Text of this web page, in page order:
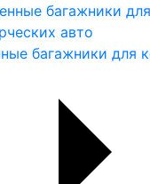
багажники для